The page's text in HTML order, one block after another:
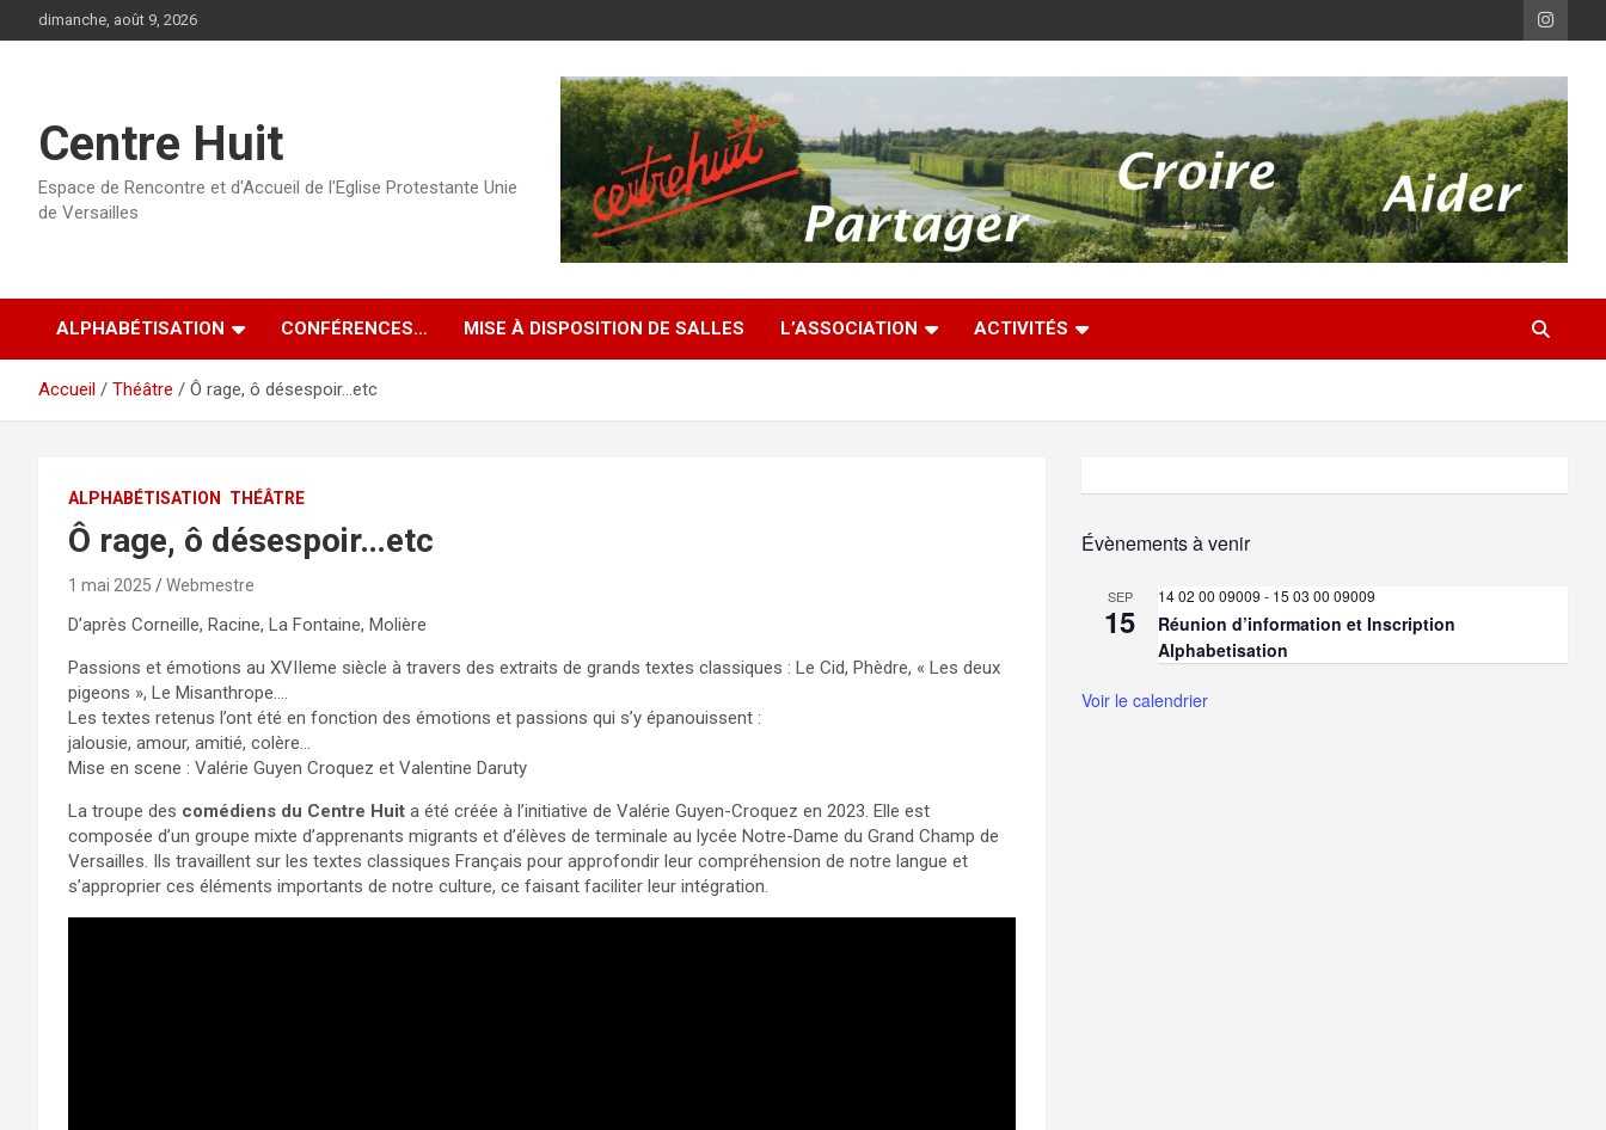
au
dimanche, août 9, 2026
Centre Huit
Espace de Rencontre et d'Accueil de l'Eglise Protestante Unie
de Versailles
ALPHABÉTISATION CONFÉRENCES… MISE À DISPOSITION DE SALLES L’ASSOCIATION ACTIVITÉS
Accueil Théâtre Ô rage, ô désespoir…etc
ALPHABÉTISATION THÉÂTRE
Ô rage, ô désespoir…etc
1 mai 2025 Webmestre
D’après Corneille, Racine, La Fontaine, Molière
Passions et émotions au XVIIeme siècle à travers des extraits de grands textes classiques : Le Cid, Phèdre, « Les deux
pigeons », Le Misanthrope….
Les textes retenus l’ont été en fonction des émotions et passions qui s’y épanouissent :
jalousie, amour, amitié, colère…
Mise en scene : Valérie Guyen Croquez et Valentine Daruty
La troupe des comédiens du Centre Huit a été créée à l’initiative de Valérie Guyen-Croquez en 2023. Elle est
composée d’un groupe mixte d’apprenants migrants et d’élèves de terminale au lycée Notre-Dame du Grand Champ de
Versailles. Ils travaillent sur les textes classiques Français pour approfondir leur compréhension de notre langue et
s’approprier ces éléments importants de notre culture, ce faisant faciliter leur intégration.
Évènements à venir
SEP
15
14 02 00 09009 - 15 03 00 09009
Réunion d’information et Inscription
Alphabetisation
Voir le calendrier